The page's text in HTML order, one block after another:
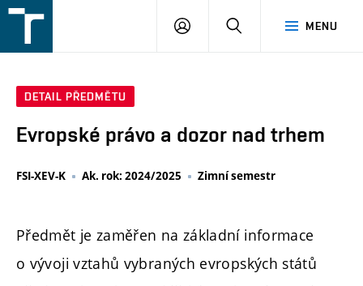
v
MENU
PŘIHLÁŠENÍ
DETAIL PŘEDMĚTU
Evropské právo a dozor nad trhem
FSI-XEV-K Ak. rok: 2024/2025 Zimní semestr
Předmět je zaměřen na základní informace
o vývoji vztahů vybraných evropských států